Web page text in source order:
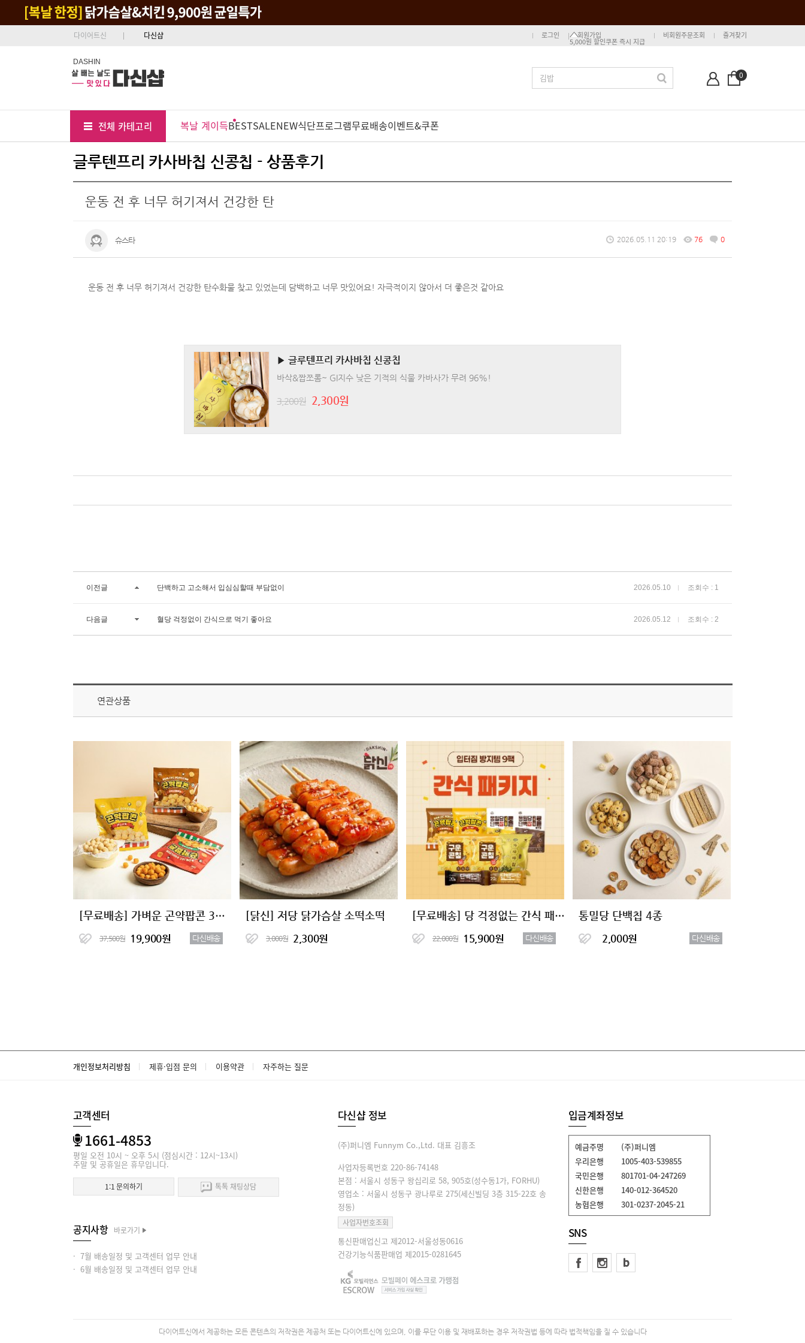
다이어트신 다신샵 로그인 회원가입
5,000원 할인쿠폰 즉시 지급
비회원주문조회 즐겨찾기
DASHIN
0
전체 카테고리 복날 계이득BESTSALENEW식단프로그램무료배송이벤트&쿠폰
글루텐프리 카사바칩 신콩칩 - 상품후기
운동 전 후 너무 허기져서 건강한 탄
슈스타 2026.05.11 20:19 76 0
운동 전 후 너무 허기져서 건강한 탄수화물 찾고 있었는데 담백하고 너무 맛있어요! 자극적이지 않아서 더 좋은것 같아요
▶ 글루텐프리 카사바칩 신콩칩
바삭&짭쪼롬~ GI지수 낮은 기적의 식물 카바사가 무려 96%!
3,200원 2,300원
이전글 단백하고 고소해서 입심심할때 부담없이 2026.05.10 조회수 : 1
다음글 혈당 걱정없이 간식으로 먹기 좋아요 2026.05.12 조회수 : 2
연관상품
[무료배송] 가벼운 곤약팝콘 3종 15봉
37,500원 19,900원 다신배송
[닭신] 저당 닭가슴살 소떡소떡
3,000원 2,300원
[무료배송] 당 걱정없는 간식 패키지 (총9팩)
22,000원 15,900원 다신배송
통밀당 단백칩 4종
2,000원 다신배송
개인정보처리방침 제휴·입점 문의 이용약관 자주하는 질문
고객센터
1661-4853
평일 오전 10시 ~ 오후 5시 (점심시간 : 12시~13시)
주말 및 공휴일은 휴무입니다.
1:1 문의하기 톡톡 채팅상담
공지사항 바로가기
· 7월 배송일정 및 고객센터 업무 안내
· 6월 배송일정 및 고객센터 업무 안내
다신샵 정보
(주)퍼니엠 Funnym Co.,Ltd. 대표 김흥조
사업자등록번호 220-86-74148
본점 : 서울시 성동구 왕십리로 58, 905호(성수동1가, FORHU)
영업소 : 서울시 성동구 광나루로 275(세신빌딩 3층 315-22호 송
정동)
사업자번호조회
통신판매업신고 제2012-서울성동0616
건강기능식품판매업 제2015-0281645
입금계좌정보
예금주명
(주)퍼니엠
우리은행
1005-403-539855
국민은행
801701-04-247269
신한은행
140-012-364520
농협은행
301-0237-2045-21
SNS
다이어트신에서 제공하는 모든 콘텐츠의 저작권은 제공처 또는 다이어트신에 있으며, 이를 무단 이용 및 재배포하는 경우 저작권법 등에 따라 법적책임을 질 수 있습니다